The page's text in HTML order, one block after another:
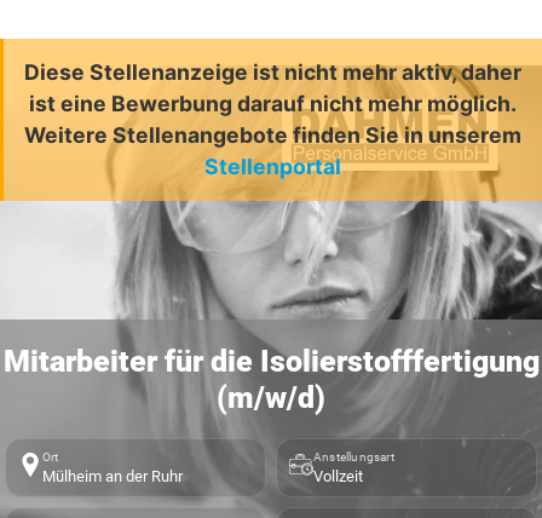
Diese Stellenanzeige ist nicht mehr aktiv, daher
ist eine Bewerbung darauf nicht mehr möglich.
Weitere Stellenangebote finden Sie in unserem
Stellenportal
Mitarbeiter für die Isolierstofffertigung
(m/w/d)
Ort
Mülheim an der Ruhr
Anstellungsart
Vollzeit